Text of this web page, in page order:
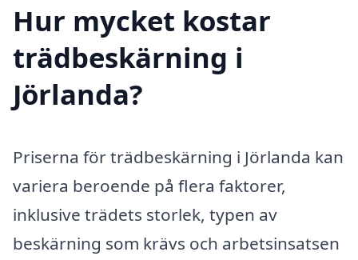
Hur mycket kostar
trädbeskärning i
Jörlanda?
Priserna för trädbeskärning i Jörlanda kan
variera beroende på flera faktorer,
inklusive trädets storlek, typen av
beskärning som krävs och arbetsinsatsen